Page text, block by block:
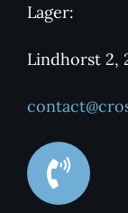
Lager:
Lindhorst 2,